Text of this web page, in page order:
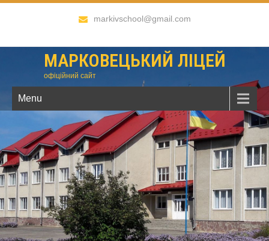
markivschool@gmail.com
МАРКОВЕЦЬКИЙ ЛІЦЕЙ
офіційний сайт
Menu